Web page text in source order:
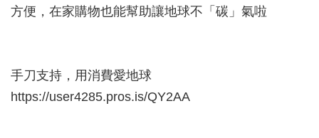
方便，在家購物也能幫助讓地球不「碳」氣啦
手刀支持，用消費愛地球
https://user4285.pros.is/QY2AA